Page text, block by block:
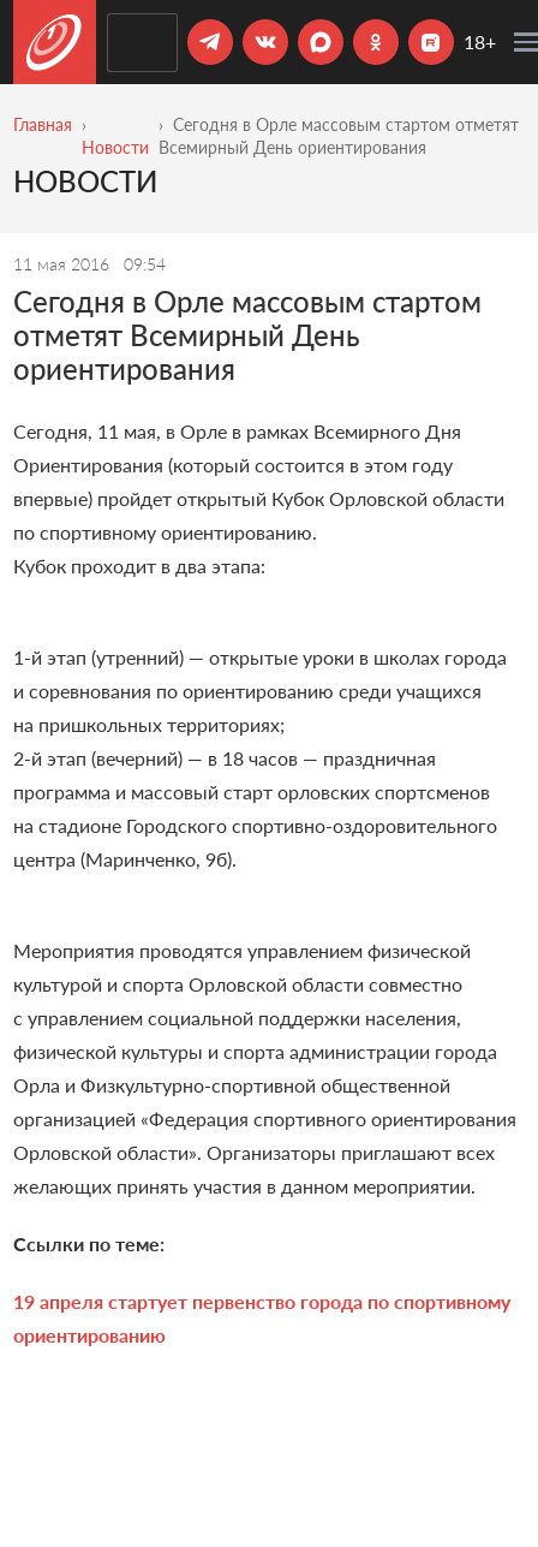
18+
Главная
Новости
Сегодня в Орле массовым стартом отметят
Всемирный День ориентирования
НОВОСТИ
11 мая 2016 09:54
Сегодня в Орле массовым стартом
отметят Всемирный День
ориентирования
Сегодня, 11 мая, в Орле в рамках Всемирного Дня
Ориентирования (который состоится в этом году
впервые) пройдет открытый Кубок Орловской области
по спортивному ориентированию.
Кубок проходит в два этапа:
1-й этап (утренний) — открытые уроки в школах города
и соревнования по ориентированию среди учащихся
на пришкольных территориях;
2-й этап (вечерний) — в 18 часов — праздничная
программа и массовый старт орловских спортсменов
на стадионе Городского спортивно-оздоровительного
центра (Маринченко, 9б).
Мероприятия проводятся управлением физической
культурой и спорта Орловской области совместно
с управлением социальной поддержки населения,
физической культуры и спорта администрации города
Орла и Физкультурно-спортивной общественной
организацией «Федерация спортивного ориентирования
Орловской области». Организаторы приглашают всех
желающих принять участия в данном мероприятии.
Ссылки по теме:
19 апреля стартует первенство города по спортивному
ориентированию